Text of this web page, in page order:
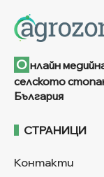
О нлайн
селското
България
СТРАНИЦИ
Контакти